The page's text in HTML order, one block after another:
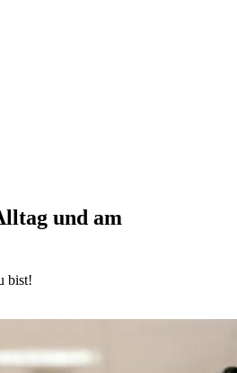
und am
bist!